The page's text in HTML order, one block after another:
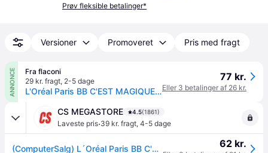
Prøv fleksible betalinger*
Versioner Promoveret Pris med fragt
ANNONCE
Fra flaconi
29 kr. fragt, 2-5 dage
L'Oréal Paris BB C'EST MAGIQUE BB Cream 30 ml Hell
77 kr.
Eller 3 betalinger af 26 kr.
CS MEGASTORE 4.5(1861)
Laveste pris·39 kr. fragt, 4-5 dage
(ComputerSalg) L´Oréal Paris BB C'est Magic Skin Perfector Light 30 ml 62 kr.